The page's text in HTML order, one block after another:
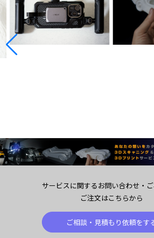
サービスに関するお問い合わせ・ご
ご注文はこちらから
ご相談・見積もり依頼をす